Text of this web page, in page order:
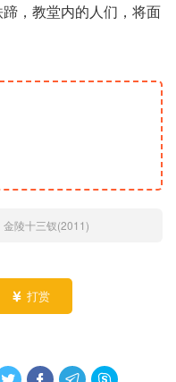
，教堂内的人们，将面
金陵十三钗(2011)
 打赏